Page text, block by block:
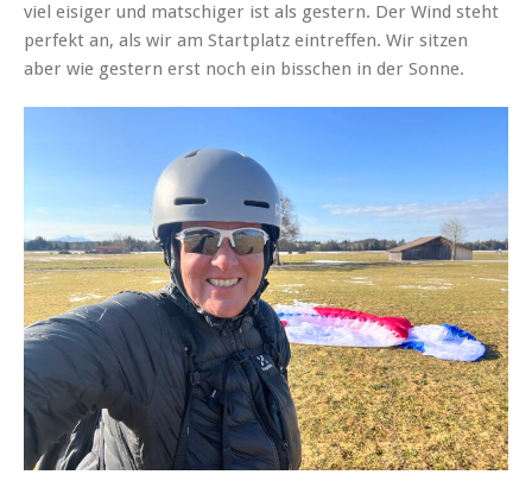
viel eisiger und matschiger ist als gestern. Der Wind steht
perfekt an, als wir am Startplatz eintreffen. Wir sitzen
aber wie gestern erst noch ein bisschen in der Sonne.